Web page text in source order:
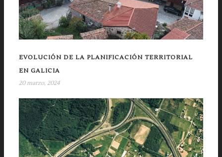
EVOLUCIÓN DE LA PLANIFICACIÓN TERRITORIAL
EN GALICIA
20 marzo, 2024